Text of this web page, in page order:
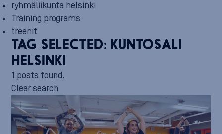
ryhmäliikunta helsinki
Training programs
treenit
TAG SELECTED: KUNTOSALI
HELSINKI
1 posts found.
Clear search